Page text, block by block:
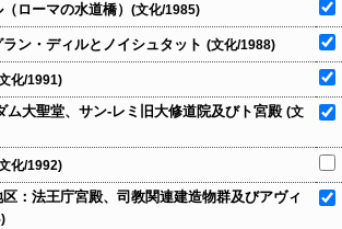
ローマの水道橋） (文化/1985)
ン・ディルとノイシュタット (文化/1988)
化/1991)
ム大聖堂、サン-レミ旧大修道院及びト宮殿 (文
化/1992)
：法王庁宮殿、司教関連建造物群及びアヴィ